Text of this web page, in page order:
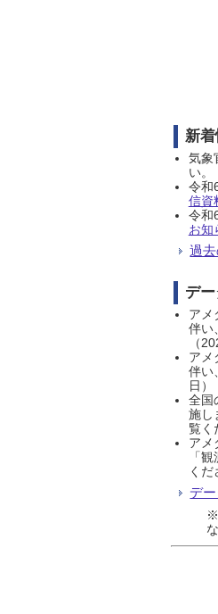
新
気象
い。
令和
信資
令和
お知
過
デ
アメ
伴い
（
アメ
伴い
日）
全国
施し
覧く
アメ
「
くだ
デ
※